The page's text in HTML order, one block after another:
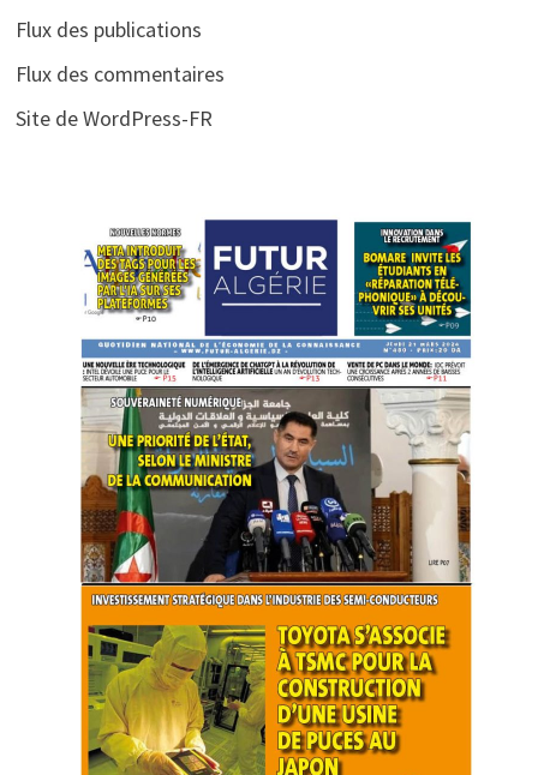
Flux des publications
Flux des commentaires
Site de WordPress-FR